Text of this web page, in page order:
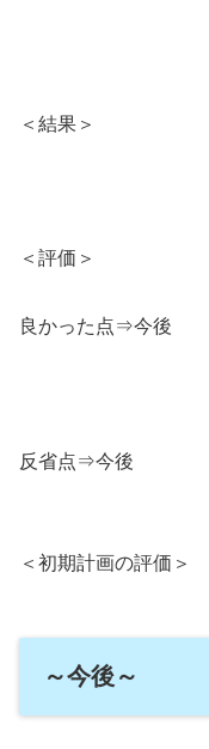
＜結果＞
＜評価＞
良かった点⇒今後
反省点⇒今後
＜初期計画の評価＞
～今後～